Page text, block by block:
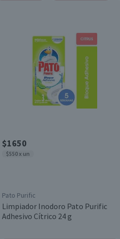
$1650
$550 x un
Pato Purific
Limpiador Inodoro Pato Purific
Adhesivo Cítrico 24 g